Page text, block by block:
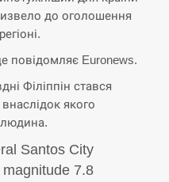
вручили новое
меру…
підрозділ КНДР –
до оголошення
повідомляє Euronews.
Філіппін стався
якого
Santos City
7.8